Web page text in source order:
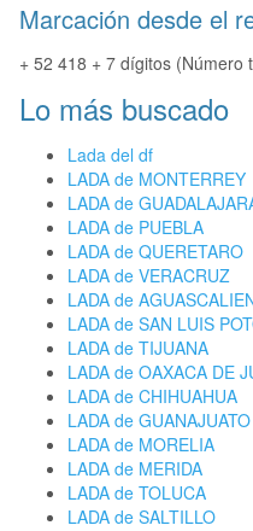
Marcación desde el
+ 52 418 + 7 dígitos (Número
Lo más buscado
Lada del df
LADA de MONTERREY
LADA de
LADA de PUEBLA
LADA de QUERETARO
LADA de VERACRUZ
LADA de
LADA de SAN LUIS
LADA de TIJUANA
LADA de OAXACA DE
LADA de CHIHUAHUA
LADA de GUANAJUATO
LADA de MORELIA
LADA de MERIDA
LADA de TOLUCA
LADA de SALTILLO